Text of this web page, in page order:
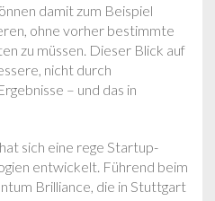
damit zum Beispiel
ohne vorher bestimmte
zu müssen. Dieser Blick auf
nicht durch
– und das in
sich eine rege Startup-
entwickelt. Führend beim
Brilliance, die in Stuttgart